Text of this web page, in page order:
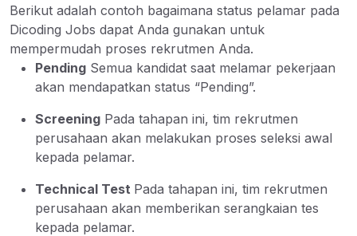
Berikut adalah contoh bagaimana status pelamar pada
Dicoding Jobs dapat Anda gunakan untuk
mempermudah proses rekrutmen Anda.
Pending Semua kandidat saat melamar pekerjaan
akan mendapatkan status “Pending”.
Screening Pada tahapan ini, tim rekrutmen
perusahaan akan melakukan proses seleksi awal
kepada pelamar.
Technical Test Pada tahapan ini, tim rekrutmen
perusahaan akan memberikan serangkaian tes
kepada pelamar.